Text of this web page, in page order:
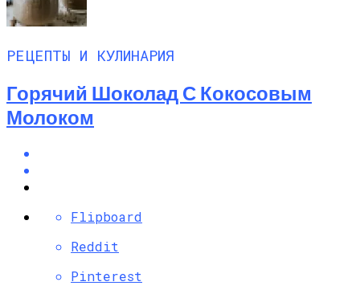
РЕЦЕПТЫ И КУЛИНАРИЯ
Горячий Шоколад С Кокосовым
Молоком
Flipboard
Reddit
Pinterest